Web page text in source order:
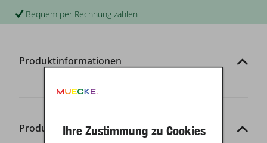
Bequem per Rechnung zahlen
Produktinformationen
Produkt-DetailsIhre Zustimmung zu Cookies